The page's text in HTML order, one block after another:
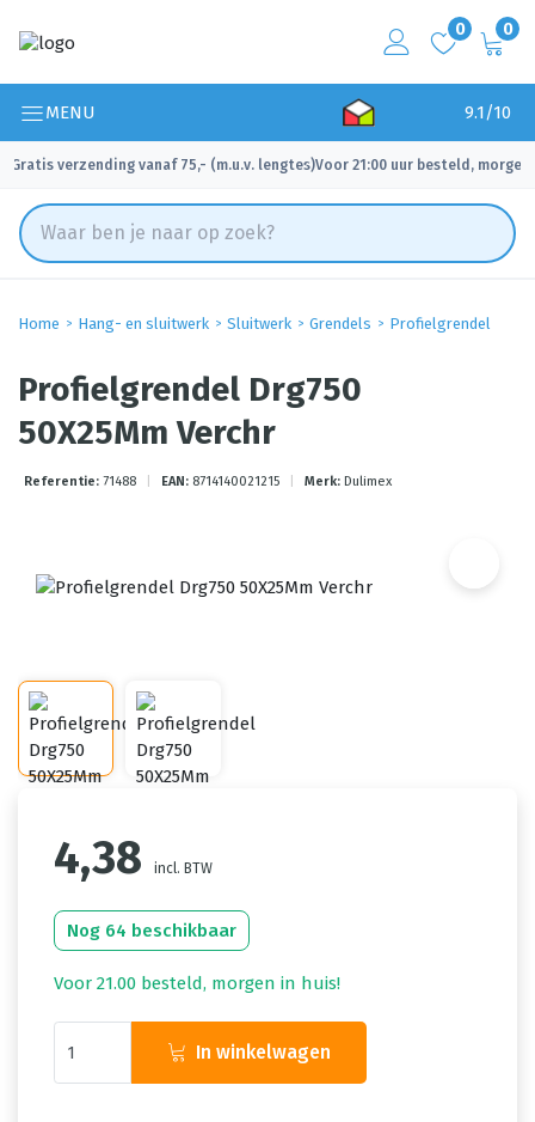
0 0
MENU 9.1/10
Gratis verzending vanaf 75,- (m.u.v. lengtes)
✓ Voor 21:00 uur besteld, morgen
Home Hang- en sluitwerk Sluitwerk Grendels Profielgrendel
Profielgrendel Drg750
50X25Mm Verchr
Referentie: 71488 EAN: 8714140021215 Merk: Dulimex
4,38 incl. BTW
Nog 64 beschikbaar
Voor 21.00 besteld, morgen in huis!
In winkelwagen